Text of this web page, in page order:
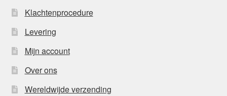
Klachtenprocedure
Levering
Mijn account
Over ons
Wereldwijde verzending